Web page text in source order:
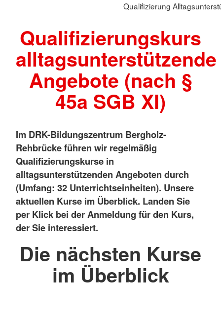
Qualifizierung
Qualifizierungskurs
alltagsunterstützende
Angebote (nach §
45a SGB XI)
Im DRK-Bildungszentrum Bergholz-
Rehbrücke führen wir regelmäßig
Qualifizierungskurse in
alltagsunterstützenden Angeboten durch
(Umfang: 32 Unterrichtseinheiten). Unsere
aktuellen Kurse im Überblick. Landen Sie
per Klick bei der Anmeldung für den Kurs,
der Sie interessiert.
Die nächsten Kurse
im Überblick